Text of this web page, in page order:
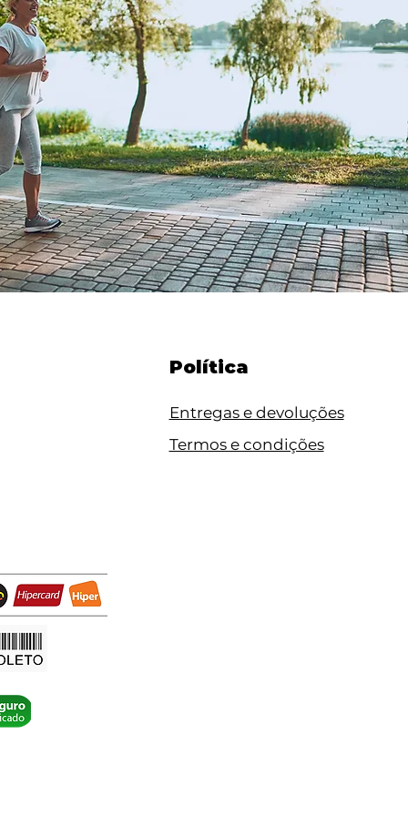
Política
Entregas e devoluções
Termos e condições